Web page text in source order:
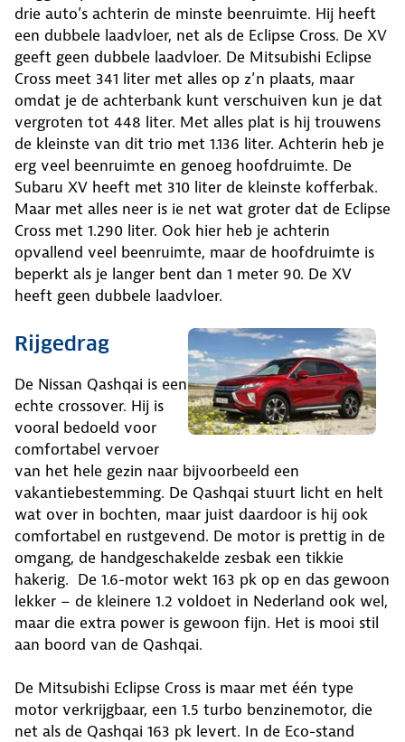
drie auto’s achterin de minste beenruimte. Hij heeft
een dubbele laadvloer, net als de Eclipse Cross. De XV
geeft geen dubbele laadvloer. De Mitsubishi Eclipse
Cross meet 341 liter met alles op z’n plaats, maar
omdat je de achterbank kunt verschuiven kun je dat
vergroten tot 448 liter. Met alles plat is hij trouwens
de kleinste van dit trio met 1.136 liter. Achterin heb je
erg veel beenruimte en genoeg hoofdruimte. De
Subaru XV heeft met 310 liter de kleinste kofferbak.
Maar met alles neer is ie net wat groter dat de Eclipse
Cross met 1.290 liter. Ook hier heb je achterin
opvallend veel beenruimte, maar de hoofdruimte is
beperkt als je langer bent dan 1 meter 90. De XV
heeft geen dubbele laadvloer.
Rijgedrag
De Nissan Qashqai is een
echte crossover. Hij is
vooral bedoeld voor
comfortabel vervoer
van het hele gezin naar bijvoorbeeld een
vakantiebestemming. De Qashqai stuurt licht en helt
wat over in bochten, maar juist daardoor is hij ook
comfortabel en rustgevend. De motor is prettig in de
omgang, de handgeschakelde zesbak een tikkie
hakerig. De 1.6-motor wekt 163 pk op en das gewoon
lekker – de kleinere 1.2 voldoet in Nederland ook wel,
maar die extra power is gewoon fijn. Het is mooi stil
aan boord van de Qashqai.
De Mitsubishi Eclipse Cross is maar met één type
motor verkrijgbaar, een 1.5 turbo benzinemotor, die
net als de Qashqai 163 pk levert. In de Eco-stand